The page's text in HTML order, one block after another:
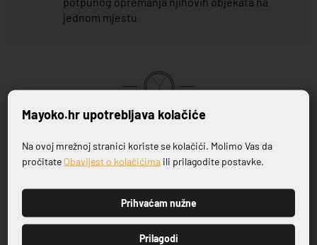
jednom mjestu
VRHUNSKA KVALITETA PROIZVODA
Povezani proizvodi
Prijavite se na naš newsletter
PRIJAVI SE
Mayoko.hr upotrebljava kolačiće
Na ovoj mrežnoj stranici koriste se kolačići. Molimo Vas da
pročitate Obavijest o kolačićima ili prilagodite postavke.
Prihvaćam nužne
Prilagodi